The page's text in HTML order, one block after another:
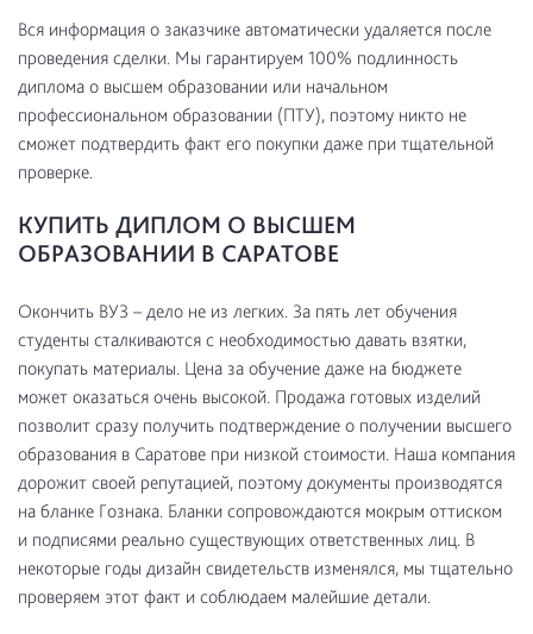
Вся информация о заказчике автоматически удаляется после
проведения сделки. Мы гарантируем 100% подлинность
диплома о высшем образовании или начальном
профессиональном образовании (ПТУ), поэтому никто не
сможет подтвердить факт его покупки даже при тщательной
проверке.
КУПИТЬ ДИПЛОМ О ВЫСШЕМ
ОБРАЗОВАНИИ В САРАТОВЕ
Окончить ВУЗ – дело не из легких. За пять лет обучения
студенты сталкиваются с необходимостью давать взятки,
покупать материалы. Цена за обучение даже на бюджете
может оказаться очень высокой. Продажа готовых изделий
позволит сразу получить подтверждение о получении высшего
образования в Саратове при низкой стоимости. Наша компания
дорожит своей репутацией, поэтому документы производятся
на бланке Гознака. Бланки сопровождаются мокрым оттиском
и подписями реально существующих ответственных лиц. В
некоторые годы дизайн свидетельств изменялся, мы тщательно
проверяем этот факт и соблюдаем малейшие детали.